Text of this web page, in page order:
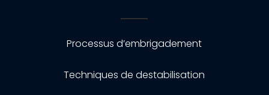
Processus d’embrigadement
Techniques de destabilisation